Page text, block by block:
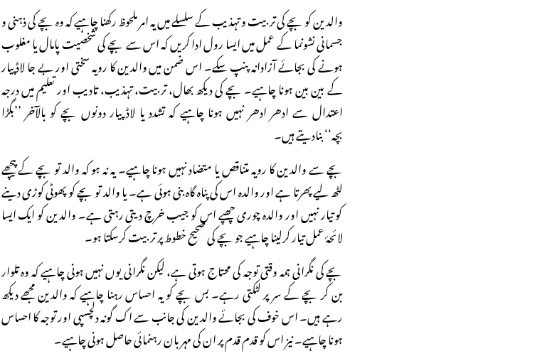
والدین کو بچے کی تربیت و تہذیب کے سلسلے میں یہ امر ملحوظ رکھنا چاہیے کہ وہ بچے کی ذہنی و
جسمانی نشونما کے عمل میں ایسا رول ادا کریں کہ اس سے بچے کی شخصیت پامال یا مغلوب
ہونے کی بجائے آزادانہ پنپ سکے۔ اس ضمن میں والدین کا رویہ سختی اور بے جا لاڈ پیار
کے بین بین ہونا چاہیے۔ بچے کی دیکھ بھال، تربیت، تہذیب، تادیب اور تعلیم میں درجہ
اعتدال سے ادھر ادھر نہیں ہونا چاہیے کہ تشدد یا لاڈ پیار دونوں بچے کو بالآخر ’’بگڑا
بچہ‘‘ بنادیتے ہیں۔
بچے سے والدین کا رویہ متناقص یا متضاد نہیں ہونا چاہیے۔ یہ نہ ہو کہ والد تو بچے کے پیچھے
لٹھ لیے پھرتا ہے اور والدہ اس کی پناہ گاہ بنی ہوئی ہے۔ یا والد تو بچے کو پھوٹی کوڑی دینے
کو تیار نہیں اور والدہ چوری چھپے اس کو جیب خرچ دیتی رہتی ہے۔ والدین کو ایک ایسا
لائحۂ عمل تیار کرلینا چاہیے جو بچے کی صحیح خطوط پر تربیت کرسکتا ہو۔
بچے کی نگرانی ہمہ وقتی توجہ کی محتاج ہوتی ہے، لیکن نگرانی یوں نہیں ہونی چاہیے کہ وہ تلوار
بن کر بچے کے سر پر لٹکتی رہے۔ بس بچے کو یہ احساس رہنا چاہیے کہ والدین مجھے دیکھ
رہے ہیں۔ اس خوف کی بجائے والدین کی جانب سے اک گونہ دلچسپی اور توجہ کا احساس
ہونا چاہیے۔ نیز اس کو قدم قدم پر ان کی مہربان رہنمائی حاصل ہونی چاہیے۔